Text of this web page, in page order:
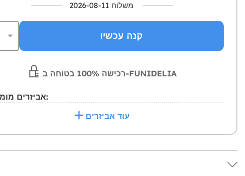
משלוח 2026-08-11
קנה עכשיו
רכישה 100% בטוחה ב-FUNIDELIA
אביזרים מומלצים:
עוד אביזרים